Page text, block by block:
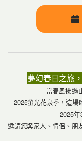
夢幻春日之旅
當春風拂過
2025螢光花泉季，這場
2025
邀請您與家人、情侶、朋